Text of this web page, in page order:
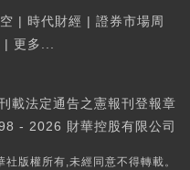
| 時代財經 | 證券市場周
| 更多...
載法定通告之憲報刊登報章
- 2026 財華控股有限公司
社版權所有,未經同意不得轉載。